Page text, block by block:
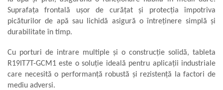
Suprafața frontală ușor de curățat și protecția împotriva
picăturilor de apă sau lichidă asigură o întreținere simplă și
durabilitate în timp.
Cu porturi de intrare multiple și o construcție solidă, tableta
R19IT7T-GCM1 este o soluție ideală pentru aplicații industriale
care necesită o performanță robustă și rezistență la factori de
mediu adversi.